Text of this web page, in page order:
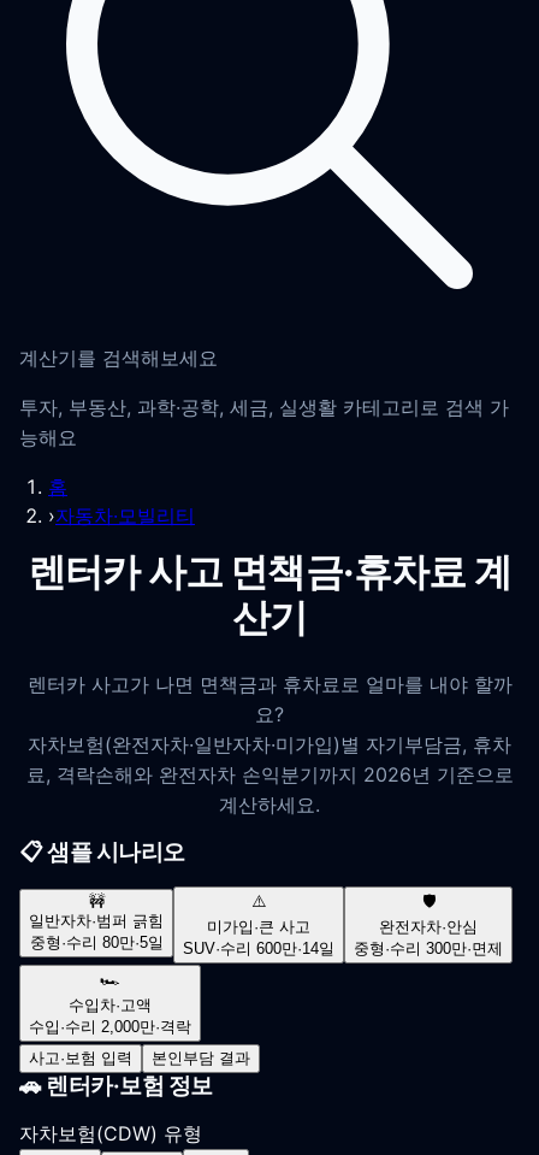
계산기를 검색해보세요
투자, 부동산, 과학·공학, 세금, 실생활 카테고리로 검색 가
능해요
홈
›자동차·모빌리티
렌터카 사고 면책금·휴차료 계
산기
렌터카 사고가 나면 면책금과 휴차료로 얼마를 내야 할까
요?
자차보험(완전자차·일반자차·미가입)별 자기부담금, 휴차
료, 격락손해와 완전자차 손익분기까지 2026년 기준으로
계산하세요.
📋 샘플 시나리오
🚧
일반자차·범퍼 긁힘
중형·수리 80만·5일
⚠️
미가입·큰 사고
SUV·수리 600만·14일
🛡️
완전자차·안심
중형·수리 300만·면제
🏎️
수입차·고액
수입·수리 2,000만·격락
사고·보험 입력
본인부담 결과
🚗 렌터카·보험 정보
자차보험(CDW) 유형